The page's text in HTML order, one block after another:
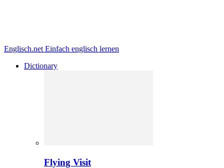
Englisch.net Einfach englisch lernen
Dictionary
Flying Visit